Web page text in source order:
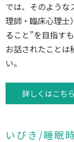
では、そのような
理師・臨床心理士
ること”を目指すも
お話されたことは
い。
詳しくはこちら
いびき/睡眠